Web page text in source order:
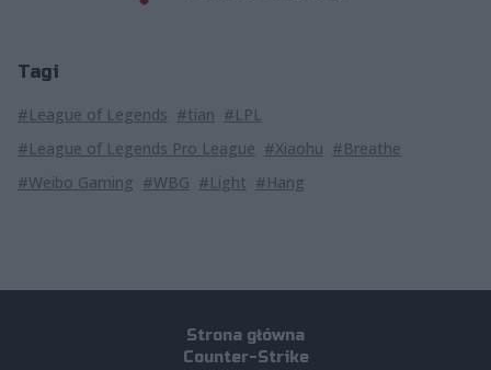
Tagi
#League of Legends #tian #LPL
#League of Legends Pro League #Xiaohu #Breathe
#Weibo Gaming #WBG #Light #Hang
Strona główna
Counter-Strike